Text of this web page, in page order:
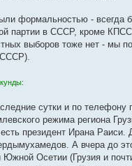
формальностью - всегда
партии в СССР, кроме
выборов тоже нет - мы
сутки и по
режима региона
президент Ирана
А вчера до
Осетии (Грузия и